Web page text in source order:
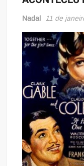
Nadal 11 de